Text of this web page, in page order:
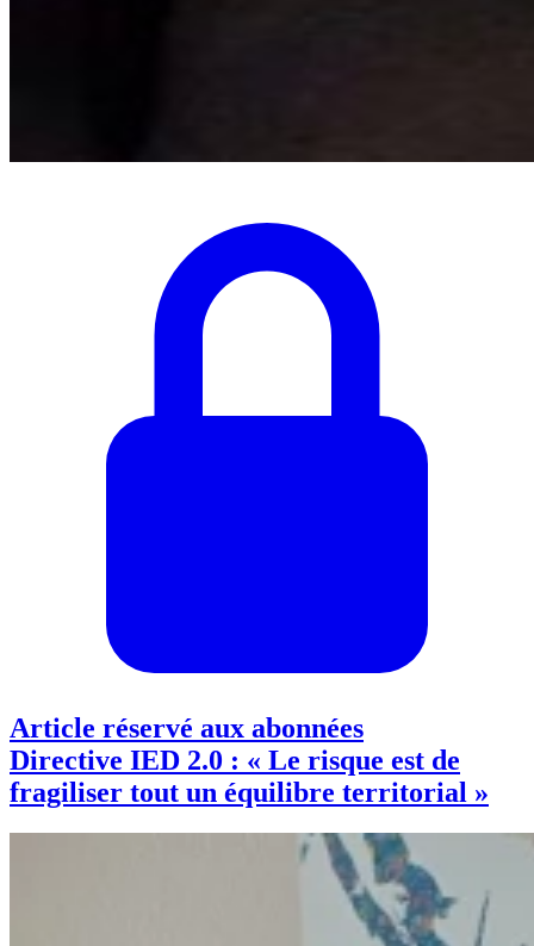
Article réservé aux abonnées
Directive IED 2.0 : « Le risque est de
fragiliser tout un équilibre territorial »